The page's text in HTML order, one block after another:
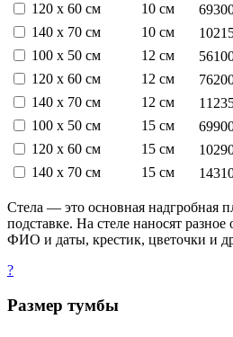
120 х 60 см
10 см
140 х 70 см
10 см
100 х 50 см
12 см
120 х 60 см
12 см
140 х 70 см
12 см
100 х 50 см
15 см
120 х 60 см
15 см
140 х 70 см
15 см
Стела — это основная надгробная
подставке. На стеле наносят
ФИО и даты, крестик, цветочки и
?
Размер тумбы